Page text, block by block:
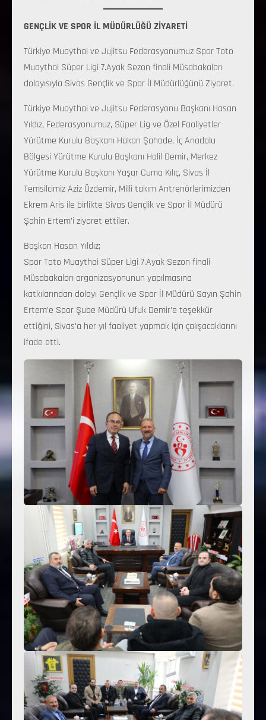
GENÇLİK VE SPOR İL MÜDÜRLÜĞÜ ZİYARETİ
Türkiye Muaythai ve Jujitsu Federasyonumuz Spor Toto
Muaythai Süper Ligi 7.Ayak Sezon finali Müsabakaları
dolayısıyla Sivas Gençlik ve Spor İl Müdürlüğünü Ziyaret.
Türkiye Muaythai ve Jujitsu Federasyonu Başkanı Hasan
Yıldız, Federasyonumuz, Süper Lig ve Özel Faaliyetler
Yürütme Kurulu Başkanı Hakan Şahade, İç Anadolu
Bölgesi Yürütme Kurulu Başkanı Halil Demir, Merkez
Yürütme Kurulu Başkanı Yaşar Cuma Kılıç, Sivas İl
Temsilcimiz Aziz Özdemir, Milli takım Antrenörlerimizden
Ekrem Aris ile birlikte Sivas Gençlik ve Spor İl Müdürü
Şahin Ertem’i ziyaret ettiler.
Başkan Hasan Yıldız;
Spor Toto Muaythai Süper Ligi 7.Ayak Sezon finali
Müsabakaları organizasyonunun yapılmasına
katkılarından dolayı Gençlik ve Spor İl Müdürü Sayın Şahin
Ertem’e Spor Şube Müdürü Ufuk Demir’e teşekkür
ettiğini, Sivas’a her yıl faaliyet yapmak için çalışacaklarını
ifade etti.